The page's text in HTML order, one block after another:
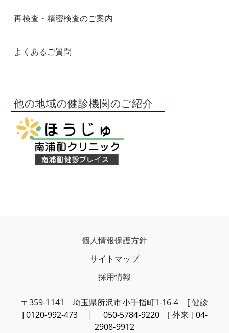
再検査・精密検査のご案内
よくあるご質問
他の地域の健診機関のご紹介
個人情報保護方針
サイトマップ
採用情報
〒359-1141 埼玉県所沢市小手指町1-16-4 [ 健診
]0120-992-473 | 050-5784-9220 [ 外来 ] 04-
2908-9912